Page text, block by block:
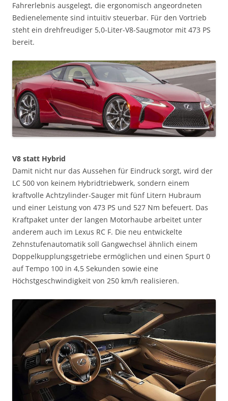
Fahrerlebnis ausgelegt, die ergonomisch angeordneten
Bedienelemente sind intuitiv steuerbar. Für den Vortrieb
steht ein drehfreudiger 5,0-Liter-V8-Saugmotor mit 473 PS
bereit.
V8 statt Hybrid
Damit nicht nur das Aussehen für Eindruck sorgt, wird der
LC 500 von keinem Hybridtriebwerk, sondern einem
kraftvolle Achtzylinder-Sauger mit fünf Litern Hubraum
und einer Leistung von 473 PS und 527 Nm befeuert. Das
Kraftpaket unter der langen Motorhaube arbeitet unter
anderem auch im Lexus RC F. Die neu entwickelte
Zehnstufenautomatik soll Gangwechsel ähnlich einem
Doppelkupplungsgetriebe ermöglichen und einen Spurt 0
auf Tempo 100 in 4,5 Sekunden sowie eine
Höchstgeschwindigkeit von 250 km/h realisieren.